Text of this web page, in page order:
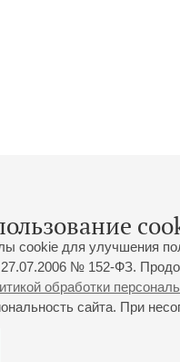
cookie для улучшения
№ 152-ФЗ.
обработки
сайта. При